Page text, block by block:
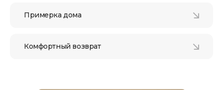
Примерка дома
Комфортный возврат